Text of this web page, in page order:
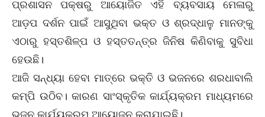
ପ୍ରଶାସନ ପକ୍ଷରୁ ଆୟୋଜିତ ଏହି ବ୍ୟବସାୟ ମେଳାରୁ
ଆଡ଼ପ ଦର୍ଶନ ପାଇଁ ଆସୁଥିବା ଭକ୍ତ ଓ ଶ୍ରଦ୍ଧାଳୁ ମାନଙ୍କୁ
ଏଠାରୁ ହସ୍ତଶିଳ୍ପ ଓ ହସ୍ତତନ୍ତ୍ର ଜିନିଷ କିଣିବାକୁ ସୁବିଧା
ହେଉଛି।
ଆଜି ସନ୍ଧ୍ୟା ହେବା ମାତ୍ରେ ଭକ୍ତି ଓ ଭଜନରେ ଶରଧାବାଲି
କମ୍ପି ଉଠିବ। କାରଣ ସାଂସ୍କୃତିକ କାର୍ଯ୍ୟକ୍ରମ ମାଧ୍ୟମରେ
ଭଜନ କାର୍ଯ୍ୟକ୍ରମ ଆୟୋଜନ କରାଯାଇଛି।